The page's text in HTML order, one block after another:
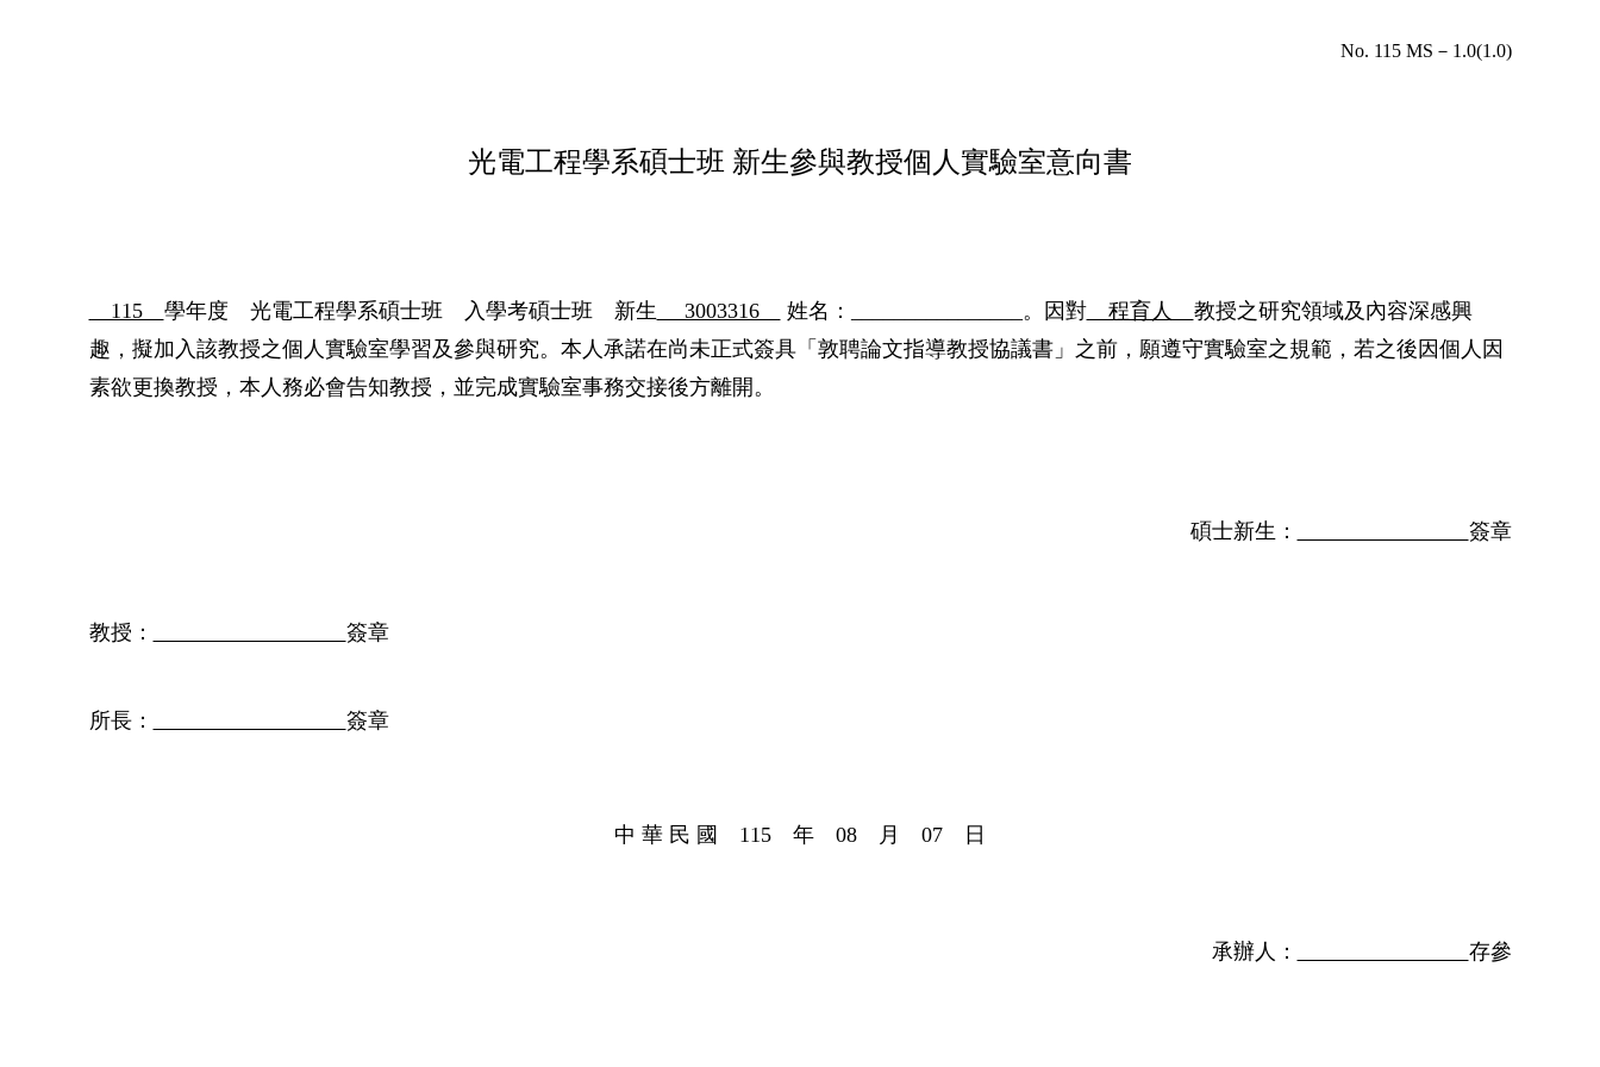
No. 115 MS－1.0(1.0)
光電工程學系碩士班 新生參與教授個人實驗室意向書
115 學年度 光電工程學系碩士班 入學考碩士班 新生 3003316 姓名：________________。因對程育人 教授之研究領域及內容深感興
趣，擬加入該教授之個人實驗室學習及參與研究。本人承諾在尚未正式簽具「敦聘論文指導教授協議書」之前，願遵守實驗室之規範，若之後因個人因
素欲更換教授，本人務必會告知教授，並完成實驗室事務交接後方離開。
碩士新生： 簽章
教授： 簽章
所長： 簽章
中 華 民 國 115 年 08 月 07 日
承辦人： 存參